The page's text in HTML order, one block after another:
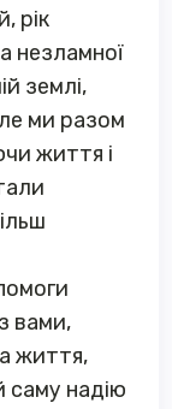
рік
незламної
землі,
ми разом
життя і
вами,
життя,
надію